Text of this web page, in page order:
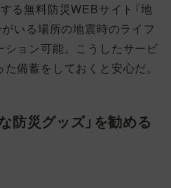
る無料防災WEBサイト『地
いる場所の地震時のライフ
ョン可能。こうしたサービ
備蓄をしておくと安心だ。
防災グッズ」を勧める